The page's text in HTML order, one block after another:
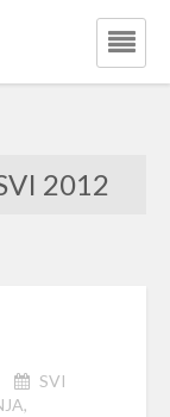
2012
SVI
,